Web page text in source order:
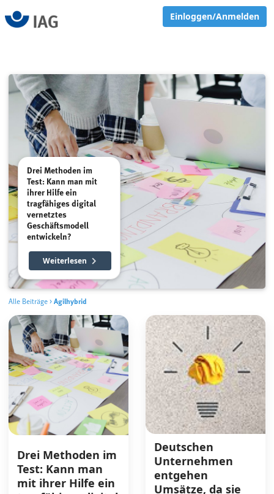
Einloggen/Anmelden
Drei Methoden im
Test: Kann man mit
ihrer Hilfe ein
tragfähiges digital
vernetztes
Geschäftsmodell
entwickeln?
Weiterlesen
Alle Beiträge > Agilhybrid
Drei Methoden im
Test: Kann man
mit ihrer Hilfe ein
Deutschen
Unternehmen
entgehen
Umsätze, da sie